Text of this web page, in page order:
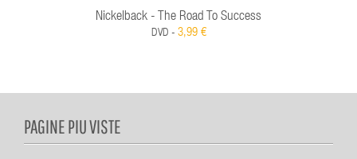
Nickelback - The Road To Success
DVD - 3,99 €
PAGINE PIU VISTE